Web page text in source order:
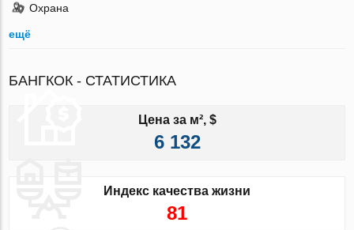
Охрана
ещё
БАНГКОК - СТАТИСТИКА
Цена за м², $
6 132
Индекс качества жизни
81